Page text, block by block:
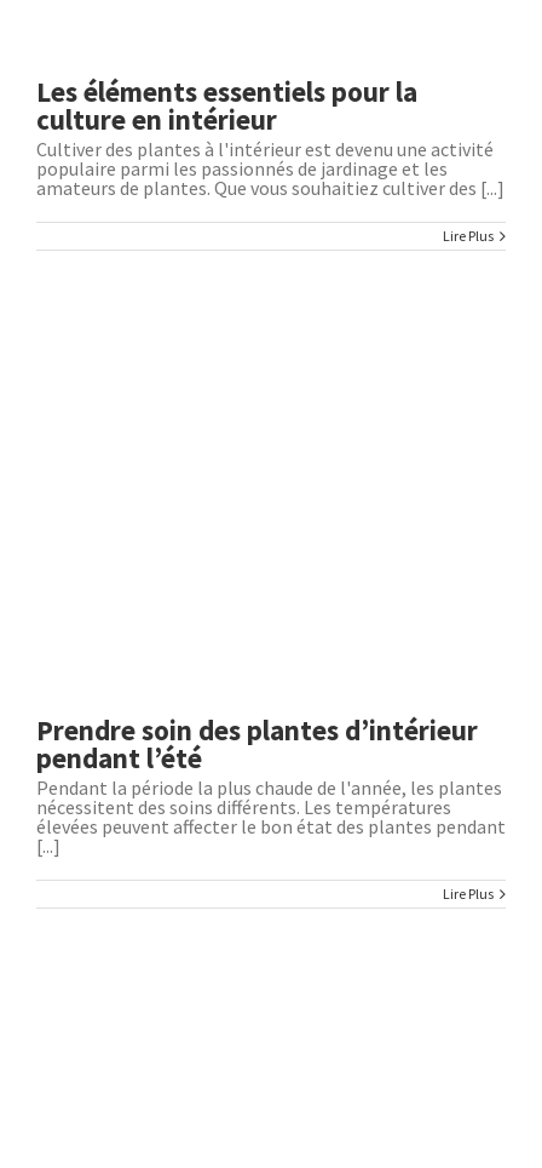
Les éléments essentiels pour la
culture en intérieur
Cultiver des plantes à l'intérieur est devenu une activité
populaire parmi les passionnés de jardinage et les
amateurs de plantes. Que vous souhaitiez cultiver des [...]
Lire Plus
Prendre soin des plantes d’intérieur
pendant l’été
Pendant la période la plus chaude de l'année, les plantes
nécessitent des soins différents. Les températures
élevées peuvent affecter le bon état des plantes pendant
[...]
Lire Plus